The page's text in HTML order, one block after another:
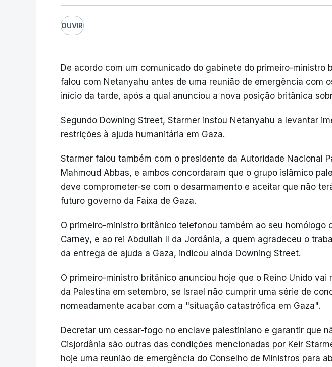
OUVIR
De acordo com um comunicado do gabinete do primeiro-ministro
falou com Netanyahu antes de uma reunião de emergência com
início da tarde, após a qual anunciou a nova posição britânica
Segundo Downing Street, Starmer instou Netanyahu a levantar
restrições à ajuda humanitária em Gaza.
Starmer falou também com o presidente da Autoridade Nacional
Mahmoud Abbas, e ambos concordaram que o grupo islâmico
deve comprometer-se com o desarmamento e aceitar que não
futuro governo da Faixa de Gaza.
O primeiro-ministro britânico telefonou também ao seu homólogo
Carney, e ao rei Abdullah II da Jordânia, a quem agradeceu o
da entrega de ajuda a Gaza, indicou ainda Downing Street.
O primeiro-ministro britânico anunciou hoje que o Reino Unido vai
da Palestina em setembro, se Israel não cumprir uma série de
nomeadamente acabar com a "situação catastrófica em Gaza".
Decretar um cessar-fogo no enclave palestiniano e garantir que
Cisjordânia são outras das condições mencionadas por Keir
hoje uma reunião de emergência do Conselho de Ministros para